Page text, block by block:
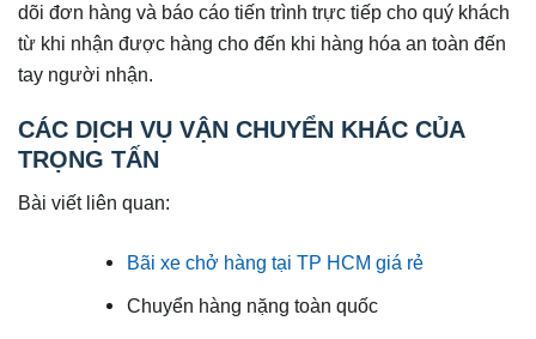
dõi đơn hàng và báo cáo tiến trình trực tiếp cho quý khách
từ khi nhận được hàng cho đến khi hàng hóa an toàn đến
tay người nhận.
CÁC DỊCH VỤ VẬN CHUYỂN KHÁC CỦA
TRỌNG TẤN
Bài viết liên quan:
Bãi xe chở hàng tại TP HCM giá rẻ
Chuyển hàng nặng toàn quốc